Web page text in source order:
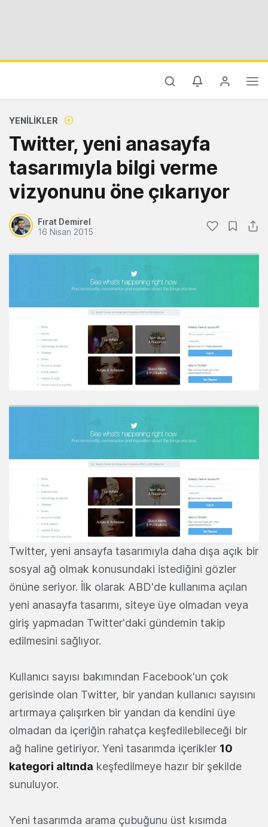
YENILIKLER
Twitter, yeni anasayfa
tasarımıyla bilgi verme
vizyonunu öne çıkarıyor
Fırat Demirel
16 Nisan 2015
Twitter, yeni ansayfa tasarımıyla daha dışa açık bir
sosyal ağ olmak konusundaki istediğini gözler
önüne seriyor. İlk olarak ABD'de kullanıma açılan
yeni anasayfa tasarımı, siteye üye olmadan veya
giriş yapmadan Twitter'daki gündemin takip
edilmesini sağlıyor.
Kullanıcı sayısı bakımından Facebook'un çok
gerisinde olan Twitter, bir yandan kullanıcı sayısını
artırmaya çalışırken bir yandan da kendini üye
olmadan da içeriğin rahatça keşfedilebileceği bir
ağ haline getiriyor. Yeni tasarımda içerikler 10
kategori altında keşfedilmeye hazır bir şekilde
sunuluyor.
Yeni tasarımda arama çubuğunu üst kısımda